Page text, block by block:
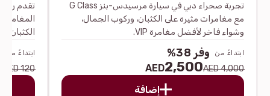
تجربة صحراء دبي في سيارة مرسيدس-بنز G Class
مع مغامرات مثيرة على الكثبان، وركوب الجمال،
وشواء فاخر لأفضل مغامرة VIP.
ابتداءً من وفر 38%
4,000 AED
2,500
AED
إضافة
تقدم
الكثبان
ترفيهية
عربية لا
ابتداءً من
120 AED